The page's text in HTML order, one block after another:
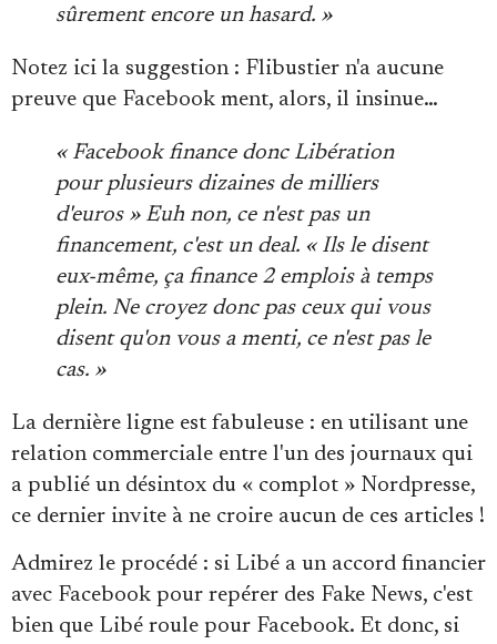
sûrement encore un hasard. »
Notez ici la suggestion : Flibustier n'a aucune
preuve que Facebook ment, alors, il insinue…
« Facebook finance donc Libération
pour plusieurs dizaines de milliers
d'euros » Euh non, ce n'est pas un
financement, c'est un deal. « Ils le disent
eux-même, ça finance 2 emplois à temps
plein. Ne croyez donc pas ceux qui vous
disent qu'on vous a menti, ce n'est pas le
cas. »
La dernière ligne est fabuleuse : en utilisant une
relation commerciale entre l'un des journaux qui
a publié un désintox du « complot » Nordpresse,
ce dernier invite à ne croire aucun de ces articles !
Admirez le procédé : si Libé a un accord financier
avec Facebook pour repérer des Fake News, c'est
bien que Libé roule pour Facebook. Et donc, si